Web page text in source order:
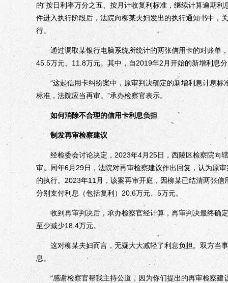
的“按日利率万分之五、按月计收复利标准，继续计算逾期
件进入执行阶段后，法院向柳某夫妇发出的执行通知书中，
行。
通过调取某银行电脑系统所统计的两张信用卡的对账单，
45.5万元、11.8万元。其中，自2019年2月开始的新增利息
“这起信用卡纠纷案中，原审判决确定的新增利息计息标
标准，法院应当再审。”承办检察官表示。
如何消除不合理的信用卡利息负担
制发再审检察建议
经检委会讨论决定，2023年4月25日，西陵区检察院向
审。同年6月29日，法院对再审检察建议作出回复，认为原
的执行。2023年11月，该案再审开庭，因柳某已结清两张
分别支付利息（包括复利）20.6万元、5万元。
收到再审判决后，承办检察官经计算，再审判决最终确
至少减少18.4万元。
这对柳某夫妇而言，无疑大大减轻了利息负担。双方当事
息。
“感谢检察官帮我主持公道，因为你们提出的再审检察建